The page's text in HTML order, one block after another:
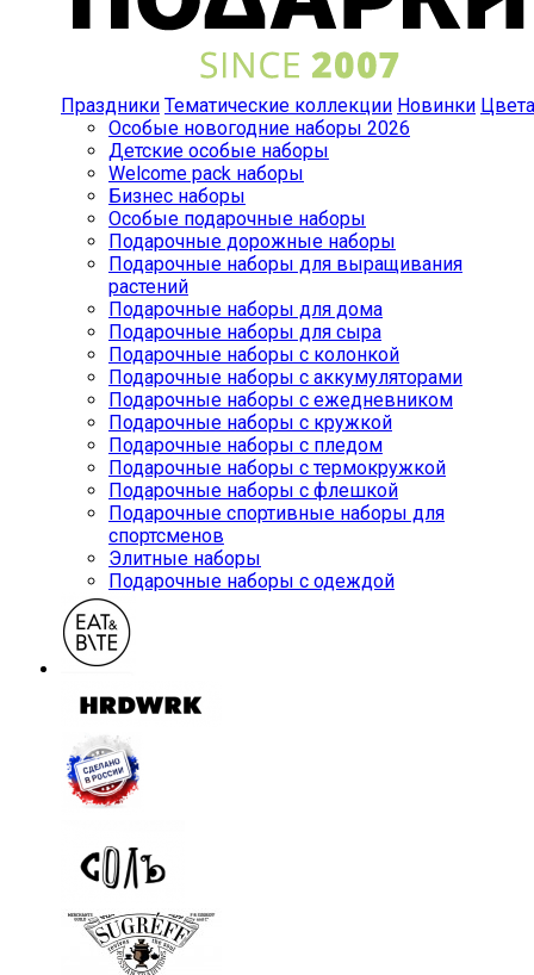
Праздники Тематические коллекции Новинки Цвета
Особые новогодние наборы 2026
Детские особые наборы
Welcome pack наборы
Бизнес наборы
Особые подарочные наборы
Подарочные дорожные наборы
Подарочные наборы для выращивания
растений
Подарочные наборы для дома
Подарочные наборы для сыра
Подарочные наборы с колонкой
Подарочные наборы с аккумуляторами
Подарочные наборы с ежедневником
Подарочные наборы с кружкой
Подарочные наборы с пледом
Подарочные наборы с термокружкой
Подарочные наборы с флешкой
Подарочные спортивные наборы для
спортсменов
Элитные наборы
Подарочные наборы с одеждой